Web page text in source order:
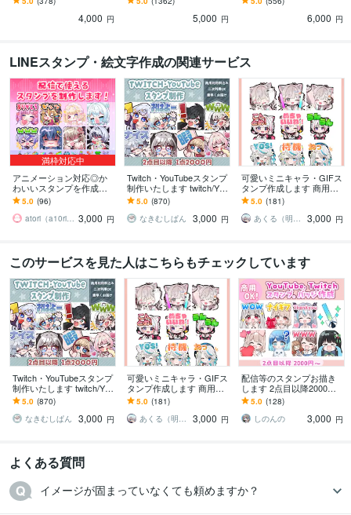
ouTube』『TikTok』にも
4,000 円
どアイコンに
5,000 円
ouTubeの動画、アイコン
6,000 円
LINEスタンプ・絵文字作成の関連サービス
満枠対応中
アニメーション対応◎か
わいいスタンプを作成し
ます 企業実績多数有！Yo
uTube・Twitch・TikTok☆
5.0 (96)
atori（a10ri_p） 3,000 円
Twitch・YouTubeスタンプ
制作いたします twitch/You
Tube/tiktok配信用スタンプ
制作
5.0 (870)
なきむしぱん
3,000 円
可愛いミニキャラ・GIFス
タンプ作成します 商用込
み！Twitch,Youtube,LINE
用など＊
5.0 (181)
あくる（明来）※来年納品分︰受付中
3,000 円
このサービスを見た人はこちらもチェックしています
Twitch・YouTubeスタンプ
制作いたします twitch/You
Tube/tiktok配信用スタンプ
制作
5.0 (870)
なきむしぱん
3,000 円
可愛いミニキャラ・GIFス
タンプ作成します 商用込
み！Twitch,Youtube,LINE
用など＊
5.0 (181)
あくる（明来）※来年納品分︰受付中
3,000 円
配信等のスタンプお描き
します 2点目以降2000
円。GIFアニメーションス
タンプも！
5.0 (128)
しのんの
3,000 円
よくある質問
イメージが固まっていなくても頼めますか？